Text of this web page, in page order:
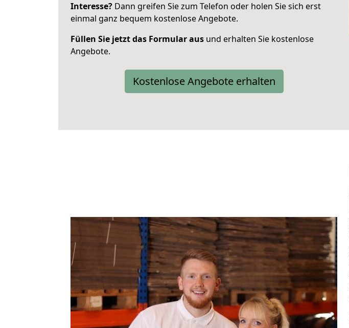
Interesse? Dann greifen Sie zum Telefon oder holen Sie sich erst
einmal ganz bequem kostenlose Angebote.
Füllen Sie jetzt das Formular aus und erhalten Sie kostenlose
Angebote.
Kostenlose Angebote erhalten